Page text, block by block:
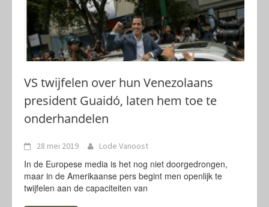
VS twijfelen over hun Venezolaans
president Guaidó, laten hem toe te
onderhandelen
28 mei 2019 Lode Vanoost
In de Europese media is het nog niet doorgedrongen,
maar in de Amerikaanse pers begint men openlijk te
twijfelen aan de capaciteiten van